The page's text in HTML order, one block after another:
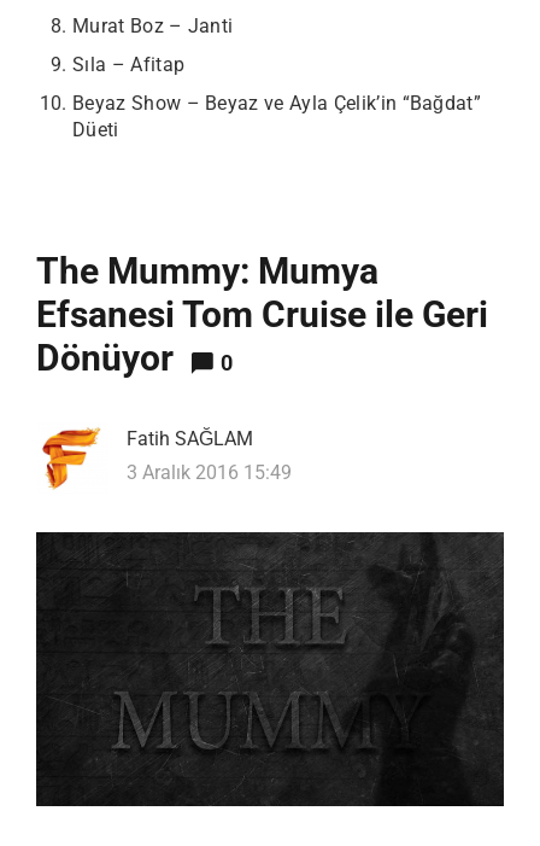
Murat Boz – Janti
Sıla – Afitap
Beyaz Show – Beyaz ve Ayla Çelik’in “Bağdat”
Düeti
The Mummy: Mumya
Efsanesi Tom Cruise ile Geri
Dönüyor
0
Fatih SAĞLAM
3 Aralık 2016 15:49